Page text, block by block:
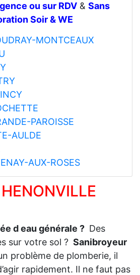
ou sur RDV & Sans
Soir & WE
MONTCEAUX
PAROISSE
AULDE
AUX-ROSES
d eau générale ? Des
sur votre sol ? Sanibroyeur
problème de plomberie, il
rapidement. Il ne faut pas